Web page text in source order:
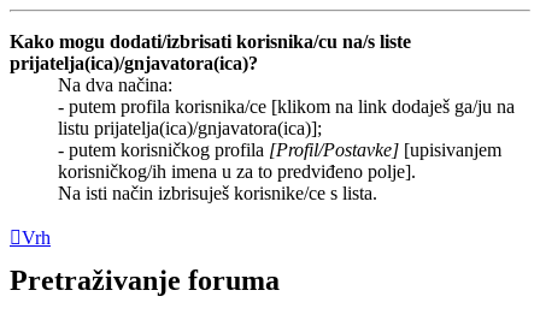
Kako mogu dodati/izbrisati korisnika/cu na/s liste
prijatelja(ica)/gnjavatora(ica)?
Na dva načina:
- putem profila korisnika/ce [klikom na link dodaješ ga/ju na
listu prijatelja(ica)/gnjavatora(ica)];
- putem korisničkog profila [Profil/Postavke] [upisivanjem
korisničkog/ih imena u za to predviđeno polje].
Na isti način izbrisuješ korisnike/ce s lista.
Vrh
Pretraživanje foruma